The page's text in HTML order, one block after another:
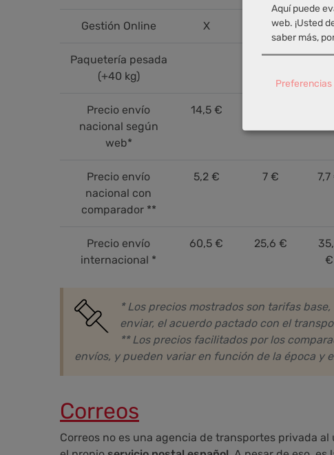
Gestión Online X X X
Paquetería pesada
(+40 kg)
X
Precio envío
nacional según
web*
14,5 €
Precio envío
nacional con
comparador **
5,2 € 7 €
Precio envío
internacional *
60,5 € 25,6 €
€
* Los precios mostrados son tarifas
enviar, el acuerdo pactado con el
** Los precios facilitados por los
envíos, y pueden variar en función de la época y
Correos
Correos no es una agencia de transportes privada
Aquí puede
web. ¡Usted
saber más,
Preferencias